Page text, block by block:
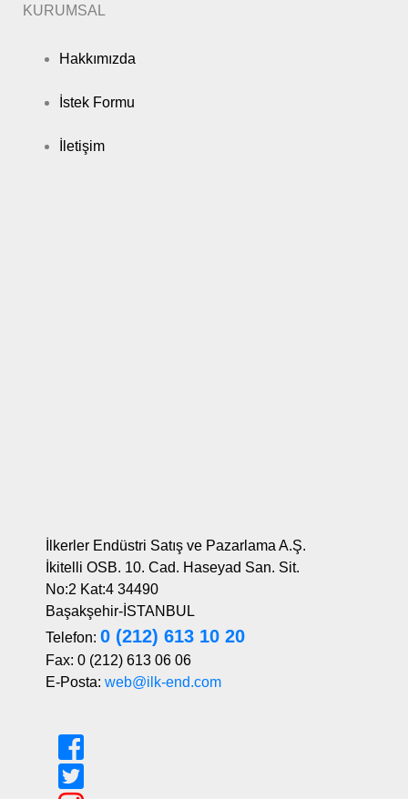
KURUMSAL
Hakkımızda
İstek Formu
İletişim
İlkerler Endüstri Satış ve Pazarlama A.Ş.
İkitelli OSB. 10. Cad. Haseyad San. Sit.
No:2 Kat:4 34490
Başakşehir-İSTANBUL
Telefon: 0 (212) 613 10 20
Fax: 0 (212) 613 06 06
E-Posta: web@ilk-end.com